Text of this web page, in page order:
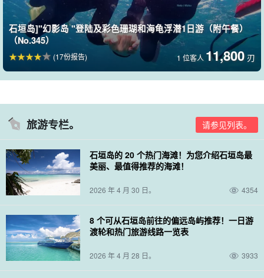
石垣岛]"幻影岛 "登陆及彩色珊瑚和海龟浮潜1日游（附午餐）
（No.345）
1 位客人 11,800 刃
(17份报告)
旅游专栏。 请参见列表。
石垣岛的 20 个热门海滩！为您介绍石垣岛最
美丽、最值得推荐的海滩！
2026 年 4 月 30 日。 4354
8 个可从石垣岛前往的偏远岛屿推荐！一日游
渡轮和热门旅游线路一览表
2026 年 4 月 28 日。 3933